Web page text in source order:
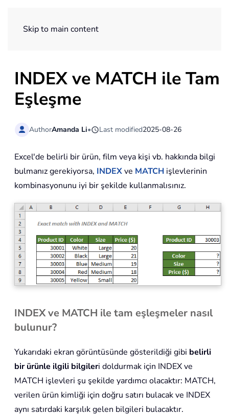
Skip to main content
INDEX ve MATCH ile Tam
Eşleşme
AuthorAmanda Li• Last modified2025-08-26
Excel'de belirli bir ürün, film veya kişi vb. hakkında bilgi
bulmanız gerekiyorsa, INDEXve MATCH işlevlerinin
kombinasyonunu iyi bir şekilde kullanmalısınız.
INDEX ve MATCH ile tam eşleşmeler nasıl
bulunur?
Yukarıdaki ekran görüntüsünde gösterildiği gibi belirli
bir ürünle ilgili bilgileri doldurmak için INDEX ve
MATCH işlevleri şu şekilde yardımcı olacaktır: MATCH,
verilen ürün kimliği için doğru satırı bulacak ve INDEX
aynı satırdaki karşılık gelen bilgileri bulacaktır.